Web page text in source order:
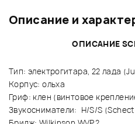
Описание и
ОПИСАНИЕ
Тип: электрогитара, 22 лада
Корпус: ольха
Гриф: клен (винтовое
Звукосниматели: H/S/S